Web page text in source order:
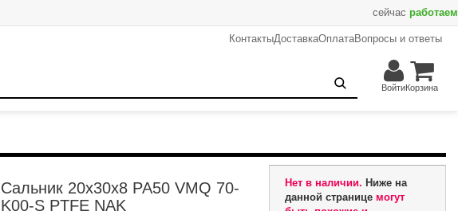
сейчас работаем
КонтактыДоставкаОплатаВопросы и ответы
ВойтиКорзина
Сальник 20x30x8 PA50 VMQ 70-
K00-S PTFE NAK
Нет в наличии. Ниже на
данной страницемогут
Запрос